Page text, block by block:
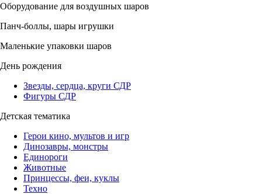
Оборудование для воздушных шаров
Панч-боллы, шары игрушки
Маленькие упаковки шаров
День рождения
Звезды, сердца, круги СДР
Фигуры СДР
Детская тематика
Герои кино, мультов и игр
Динозавры, монстры
Единороги
Животные
Принцессы, феи, куклы
Техно